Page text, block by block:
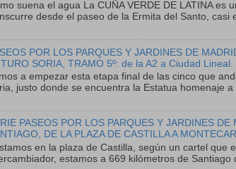
suena el agua La CUÑA VERDE DE LATINA es
desde el paseo de la Ermita del Santo, casi
POR LOS PARQUES Y JARDINES DE
SORIA, TRAMO 5º: de la A2 a Ciudad Lineal.
a empezar esta etapa final de las cinco que
justo donde se encuentra la Estatua homenaje a
PASEOS POR LOS PARQUES Y JARDINES
DE LA PLAZA DE CASTILLA A
en la plaza de Castilla, según un cartel que
estamos a 669 kilómetros de Santiago